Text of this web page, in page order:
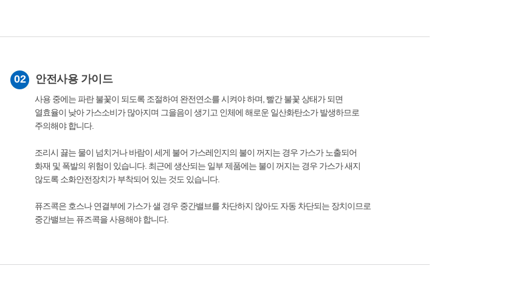
02 안전사용 가이드
사용 중에는 파란 불꽃이 되도록 조절하여 완전연소를 시켜야 하며, 빨간 불꽃 상태가 되면
열효율이 낮아 가스소비가 많아지며 그을음이 생기고 인체에 해로운 일산화탄소가 발생하므로
주의해야 합니다.
조리시 끓는 물이 넘치거나 바람이 세게 불어 가스레인지의 불이 꺼지는 경우 가스가 노출되어
화재 및 폭발의 위험이 있습니다. 최근에 생산되는 일부 제품에는 불이 꺼지는 경우 가스가 새지
않도록 소화안전장치가 부착되어 있는 것도 있습니다.
퓨즈콕은 호스나 연결부에 가스가 샐 경우 중간밸브를 차단하지 않아도 자동 차단되는 장치이므로
중간밸브는 퓨즈콕을 사용해야 합니다.